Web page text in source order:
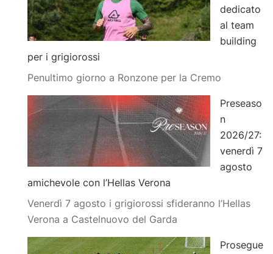
dedicato
al team
building
per i grigiorossi
Penultimo giorno a Ronzone per la Cremo
Preseaso
n
2026/27:
venerdì 7
agosto
amichevole con l’Hellas Verona
Venerdì 7 agosto i grigiorossi sfideranno l’Hellas
Verona a Castelnuovo del Garda
Prosegue